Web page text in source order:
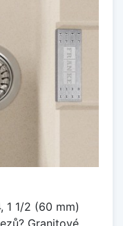
1 1/2 (60 mm)
Granitové